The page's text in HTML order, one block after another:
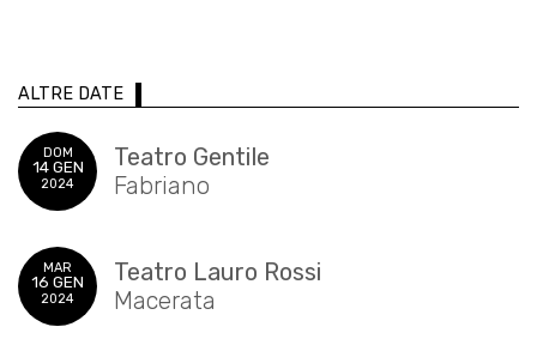
ALTRE DATE
DOM
14 GEN
2024
Teatro Gentile
Fabriano
MAR
16 GEN
2024
Teatro Lauro Rossi
Macerata